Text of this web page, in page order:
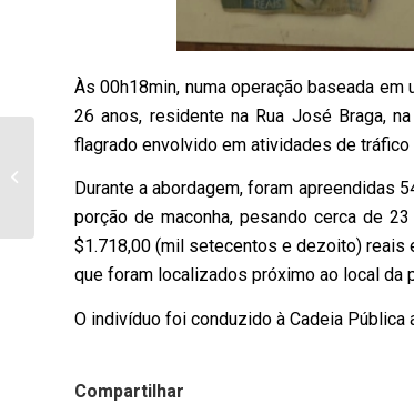
Às 00h18min, numa operação baseada
26 anos, residente na Rua José Braga,
flagrado envolvido em atividades de tráfico
Durante a abordagem, foram apreendidas
porção de maconha, pesando cerca de
$1.718,00 (mil setecentos e dezoito) reais
que foram localizados próximo ao local
O indivíduo foi conduzido à Cadeia Pública
Compartilhar
Van escolar perde o
residência no Conjunto
Vitória em
Bandeirantes...